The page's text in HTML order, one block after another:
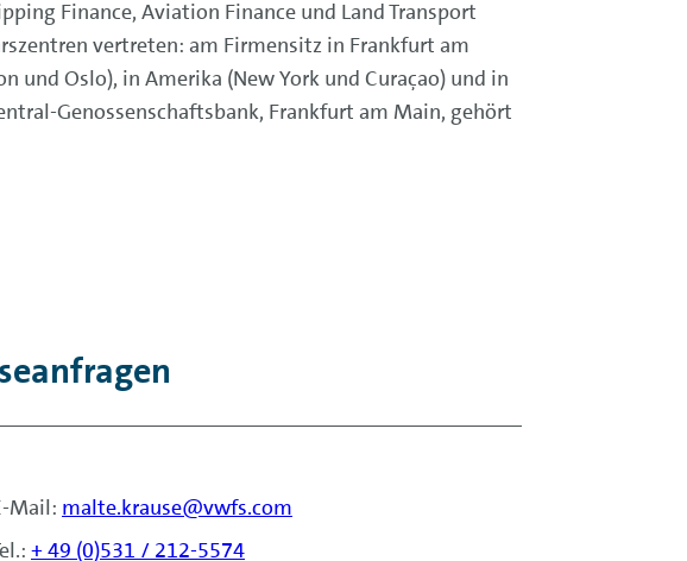
Finance, Aviation Finance und Land Transport
vertreten: am Firmensitz in Frankfurt am
und Oslo), in Amerika (New York und Curaçao) und in
Genossenschaftsbank, Frankfurt am Main, gehört
Mail: malte.krause@vwfs.com
+ 49 (0)531 / 212-5574